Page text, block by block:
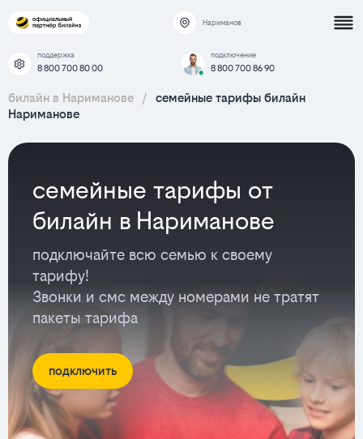
Нариманов
поддержка
8 800 700 80 00
подключение
8 800 700 86 90
билайн в Нариманове /
семейные тарифы билайн
Нариманове
семейные тарифы от
билайн в Нариманове
подключайте всю семью к своему
тарифу!
Звонки и смс между номерами не тратят
пакеты тарифа
подключить